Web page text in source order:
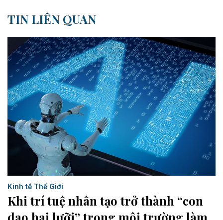
TIN LIÊN QUAN
Kinh tế Thế Giới
Khi trí tuệ nhân tạo trở thành “con